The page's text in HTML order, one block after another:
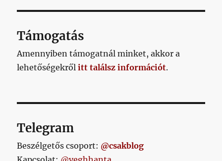
kispesti
OLD
Támogatás
Amennyiben támogatnál minket, akkor a
lehetőségekrőlitt találsz információt.
Telegram
Beszélgetős csoport: @csakblog